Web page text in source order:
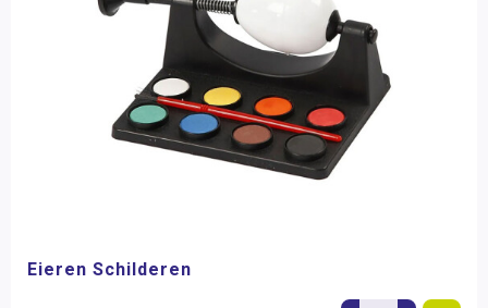
Eieren Schilderen